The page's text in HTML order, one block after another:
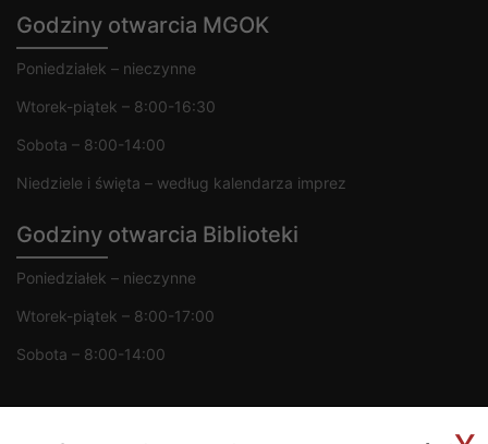
Godziny otwarcia MGOK
Poniedziałek – nieczynne
Wtorek-piątek – 8:00-16:30
Sobota – 8:00-14:00
Niedziele i święta – według kalendarza imprez
Godziny otwarcia Biblioteki
Poniedziałek – nieczynne
Wtorek-piątek – 8:00-17:00
Sobota – 8:00-14:00